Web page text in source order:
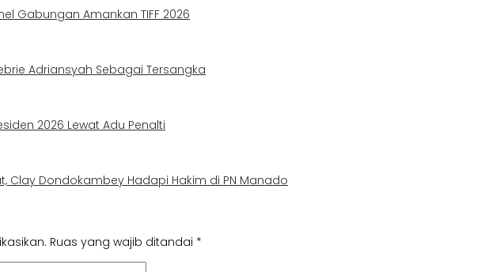
Gabungan Amankan TIFF 2026
Adriansyah Sebagai Tersangka
2026 Lewat Adu Penalti
Clay Dondokambey Hadapi Hakim di PN Manado
Ruas yang wajib ditandai *